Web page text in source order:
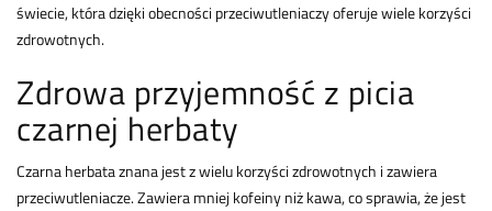
świecie, która dzięki obecności przeciwutleniaczy oferuje wiele korzyści
zdrowotnych.
Zdrowa przyjemność z picia
czarnej herbaty
Czarna herbata znana jest z wielu korzyści zdrowotnych i zawiera
przeciwutleniacze. Zawiera mniej kofeiny niż kawa, co sprawia, że jest